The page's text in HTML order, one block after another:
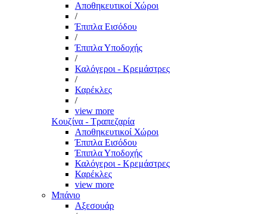
Αποθηκευτικοί Χώροι
/
Έπιπλα Εισόδου
/
Έπιπλα Υποδοχής
/
Καλόγεροι - Κρεμάστρες
/
Καρέκλες
/
view more
Κουζίνα - Τραπεζαρία
Αποθηκευτικοί Χώροι
Έπιπλα Εισόδου
Έπιπλα Υποδοχής
Καλόγεροι - Κρεμάστρες
Καρέκλες
view more
Μπάνιο
Αξεσουάρ